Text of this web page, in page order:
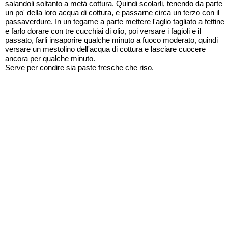
salandoli soltanto a metà cottura. Quindi scolarli, tenendo da parte
un po' della loro acqua di cottura, e passarne circa un terzo con il
passaverdure. In un tegame a parte mettere l'aglio tagliato a fettine
e farlo dorare con tre cucchiai di olio, poi versare i fagioli e il
passato, farli insaporire qualche minuto a fuoco moderato, quindi
versare un mestolino dell'acqua di cottura e lasciare cuocere
ancora per qualche minuto.
Serve per condire sia paste fresche che riso.